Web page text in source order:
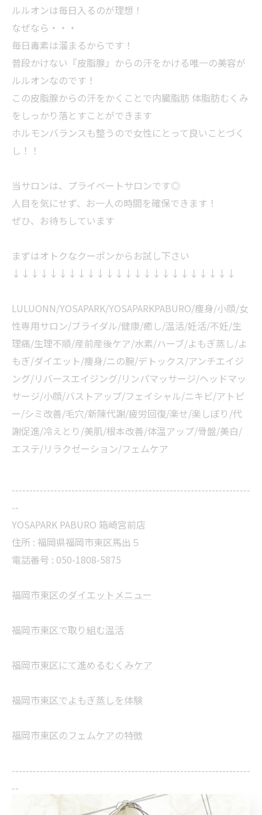
ルルオンは毎日入るのが理想！
なぜなら・・・
毎日毒素は溜まるからです！
普段かけない『皮脂腺』からの汗をかける唯一の美容が
ルルオンなのです！
この皮脂腺からの汗をかくことで内臓脂肪 体脂肪むくみ
をしっかり落とすことができます
ホルモンバランスも整うので女性にとって良いことづく
し！！
当サロンは、プライベートサロンです◎
人目を気にせず、お一人の時間を確保できます！
ぜひ、お待ちしています
まずはオトクなクーポンからお試し下さい
↓↓↓↓↓↓↓↓↓↓↓↓↓↓↓↓↓↓↓↓↓↓↓↓
LULUONN/YOSAPARK/YOSAPARKPABURO/痩身/小顔/女
性専用サロン/ブライダル/健康/癒し/温活/妊活/不妊/生
理痛/生理不順/産前産後ケア/水素/ハーブ/よもぎ蒸し/よ
もぎ/ダイエット/痩身/ニの腕/デトックス/アンチエイジ
ング/リバースエイジング/リンパマッサージ/ヘッドマッ
サージ/小顔/バストアップ/フェイシャル/ニキビ/アトピ
ー/シミ改善/毛穴/新陳代謝/疲労回復/楽せ/楽しぼり/代
謝促進/冷えとり/美肌/根本改善/体温アップ/骨盤/美白/
エステ/リラクゼーション/フェムケア
--------------------------------------------------------------------
--
YOSAPARK PABURO 箱崎宮前店
住所 : 福岡県福岡市東区馬出５
電話番号 : 050-1808-5875
福岡市東区のダイエットメニュー
福岡市東区で取り組む温活
福岡市東区にて進めるむくみケア
福岡市東区でよもぎ蒸しを体験
福岡市東区のフェムケアの特徴
--------------------------------------------------------------------
--